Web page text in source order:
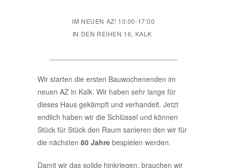
IM NEUEN AZ! 10:00-17:00
IN DEN REIHEN 16, KALK
Wir starten die ersten Bauwochenenden im
neuen AZ in Kalk. Wir haben sehr lange für
dieses Haus gekämpft und verhandelt. Jetzt
endlich haben wir die Schlüssel und können
Stück für Stück den Raum sanieren den wir für
die nächsten 80 Jahre bespielen werden.
Damit wir das solide hinkriegen, brauchen wir